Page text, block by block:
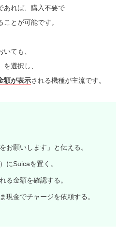
あれば、購入不要で
ことが可能です。
ても、
選択し、
額が表示される機種が主流です。
お願いします」と伝える。
にSuicaを置く。
る金額を確認する。
現金でチャージを依頼する。